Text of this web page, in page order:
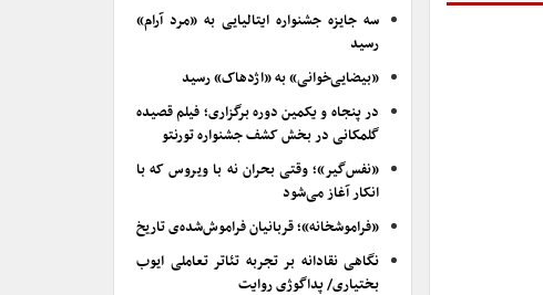
سه جایزه جشنواره ایتالیایی به «مرد آرام»
رسید
«بیضایی‌خوانی» به «اژدهاک» رسید
در پنجاه و یکمین دوره برگزاری؛ فیلم قصیده
گلمکانی در بخش کشف جشنواره تورنتو
«نفس‌گیر»؛ وقتی بحران نه با ویروس که با
انکار آغاز می‌شود
«فراموشخانه»؛ قربانیان فراموش‌شده‌ی تاریخ
نگاهی نقادانه بر تجربه تئاتر تعاملی ایوب
بختیاری/ پداگوژی روایت